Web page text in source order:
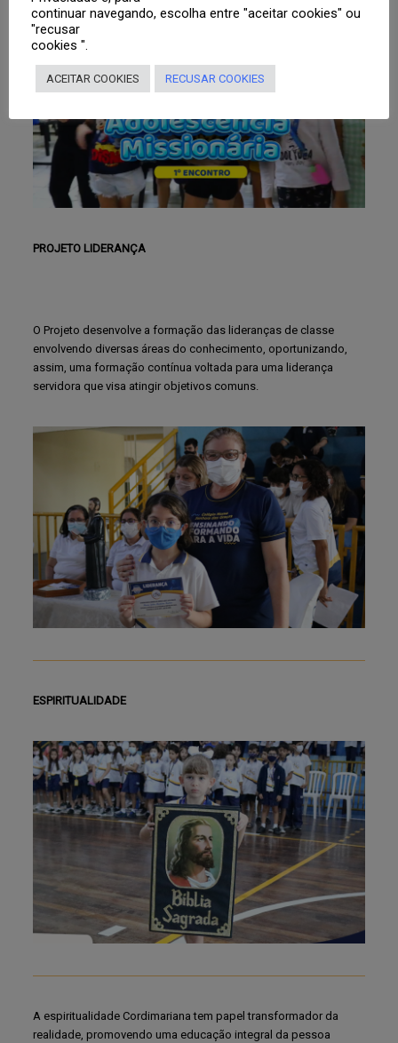
PROJETO LIDERANÇA
O Projeto desenvolve a formação das lideranças de classe
envolvendo diversas áreas do conhecimento, oportunizando,
assim, uma formação contínua voltada para uma liderança
servidora que visa atingir objetivos comuns.
ESPIRITUALIDADE
A espiritualidade Cordimariana tem papel transformador da
realidade, promovendo uma educação integral da pessoa
continuar navegando, escolha entre "aceitar cookies" ou
"recusar
cookies ".
ACEITAR COOKIES RECUSAR COOKIES